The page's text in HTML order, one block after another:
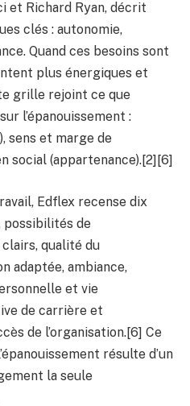
et Richard Ryan, décrit
clés : autonomie,
Quand ces besoins sont
plus énergiques et
grille rejoint ce que
l’épanouissement :
sens et marge de
social (appartenance).[2][6]
Edflex recense dix
possibilités de
qualité du
adaptée, ambiance,
et vie
de carrière et
de l’organisation.[6] Ce
résulte d’un
la seule